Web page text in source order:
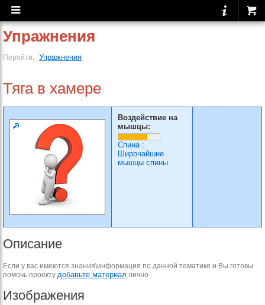
Упражнения
Перейти: Упражнения
Тяга в хамере
Воздействие на
мышцы:
Спина:
Широчайшие
мышцы спины
Описание
Если у вас имеются знания\информация по данной тематике и Вы готовы
помочь проекту добавьте материал лично
Изображения